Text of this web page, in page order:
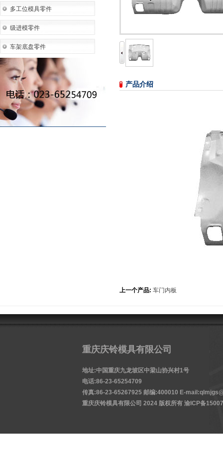
多工位模具零件
级进模零件
车架底盘零件
产品介绍
上一个产品: 车门内板
重庆庆铃模具有限公司
地址:中国重庆九龙坡区中梁山协兴村1号
电话:86-23-65254709
传真:86-23-65267925 邮编:400010 E-
重庆庆铃模具有限公司 2024 版权所有 渝ICP备